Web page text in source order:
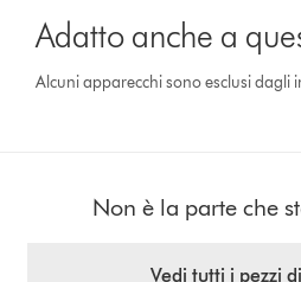
Adatto anche a
Alcuni apparecchi sono esclusi dagli
Non è la parte che
Vedi tutti i pezzi